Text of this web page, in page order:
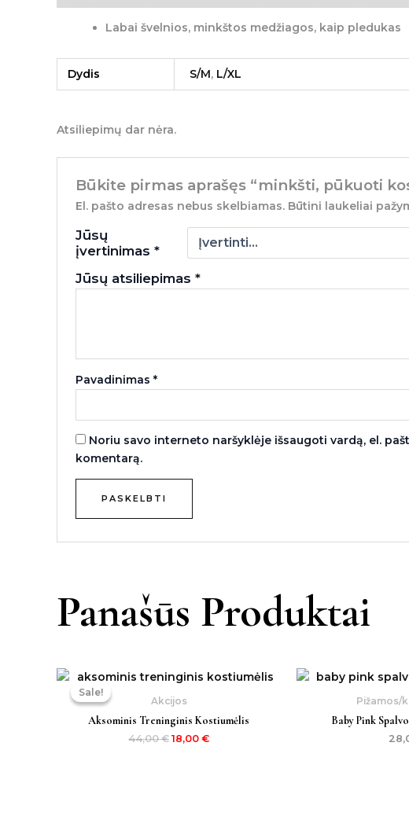
Labai švelnios, minkštos medžiagos, kaip pledukas
Dydis S/M, L/XL
Atsiliepimų dar nėra.
Būkite pirmas aprašęs “minkšti, pūkuoti
El. pašto adresas nebus skelbiamas. Būtini laukeliai
Jūsų
įvertinimas*
Jūsų atsiliepimas*
Pavadinimas*
Noriu savo interneto naršyklėje išsaugoti vardą, el.
komentarą.
Panašūs Produktai
Sale!
Sale!
Akcijos
Aksominis Treninginis Kostiumėlis
44,00€
Original
price
was:
44,00 €.
18,00 €
Current
Pižamos/
Baby Pink